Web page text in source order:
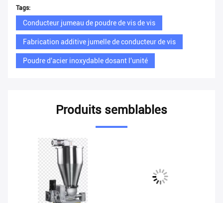
Tags:
Conducteur jumeau de poudre de vis de vis
Fabrication additive jumelle de conducteur de vis
Poudre d'acier inoxydable dosant l'unité
Produits semblables